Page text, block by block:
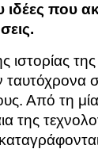
ιδέες που
ιστορίας
ταυτόχρονα
Από τη
της